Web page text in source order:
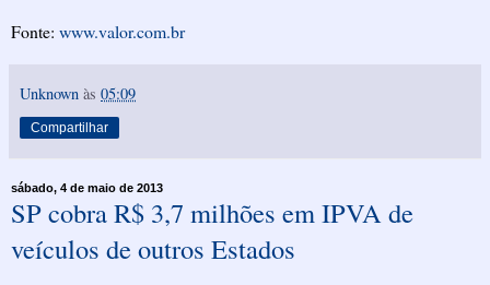
Fonte: www.valor.com.br
Unknown às 05:09
Compartilhar
sábado, 4 de maio de 2013
SP cobra R$ 3,7 milhões em IPVA de
veículos de outros Estados